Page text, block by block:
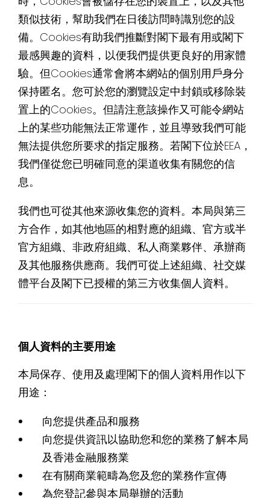
類似技術，幫助我們在日後訪問時識別您的設
備。Cookies有助我們推斷對閣下最有用或閣下
最感興趣的資料，以便我們提供更良好的用家體
驗。但Cookies通常會將本網站的個別用戶身分
保持匿名。您可於您的瀏覽設定中封鎖或移除裝
置上的Cookies。但請注意該操作又可能令網站
上的某些功能無法正常運作，並且導致我們可能
無法提供您所要求的指定服務。若閣下位於EEA，
我們僅從您已明確同意的渠道收集有關您的信
息。
我們也可從其他來源收集您的資料。本局與第三
方合作，如其他地區的相對應的組織、官方或半
官方組織、非政府組織、私人商業夥伴、承辦商
及其他服務供應商。我們可從上述組織、社交媒
體平台及閣下已授權的第三方收集個人資料。
個人資料的主要用途
本局保存、使用及處理閣下的個人資料用作以下
用途：
向您提供產品和服務
向您提供資訊以協助您和您的業務了解本局
及香港金融服務業
在有關商業範疇為您及您的業務作宣傳
為您登記參與本局舉辦的活動